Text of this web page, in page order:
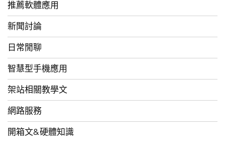
推薦軟體應用
新聞討論
日常閒聊
智慧型手機應用
架站相關教學文
網路服務
開箱文&硬體知識